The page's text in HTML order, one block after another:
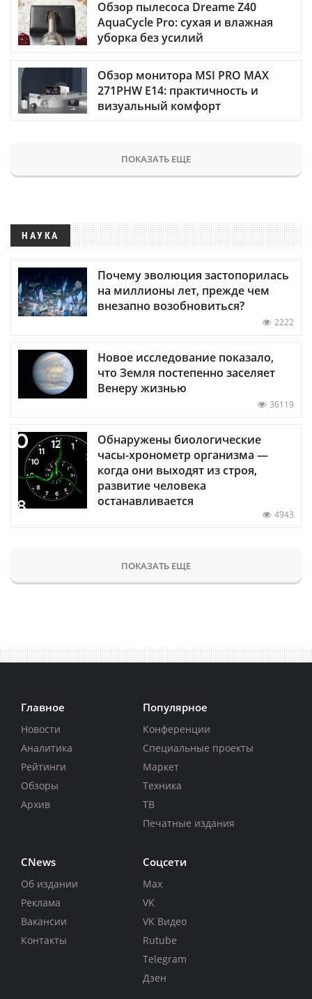
Обзор пылесоса Dreame Z40
AquaCycle Pro: сухая и влажная
уборка без усилий
Обзор монитора MSI PRO MAX
271PHW E14: практичность и
визуальный комфорт
ПОКАЗАТЬ ЕЩЕ
НАУКА
Почему эволюция застопорилась
на миллионы лет, прежде чем
внезапно возобновиться?
2222
Новое исследование показало,
что Земля постепенно заселяет
Венеру жизнью
36119
Обнаружены биологические
часы-хронометр организма —
когда они выходят из строя,
развитие человека
останавливается
4943
ПОКАЗАТЬ ЕЩЕ
Главное
Новости
Аналитика
Рейтинги
Обзоры
Архив
Популярное
Конференции
Специальные проекты
Маркет
Техника
ТВ
Печатные издания
CNews
Об издании
Реклама
Вакансии
Контакты
Соцсети
Max
VK
VK Видео
Rutube
Telegram
Дзен